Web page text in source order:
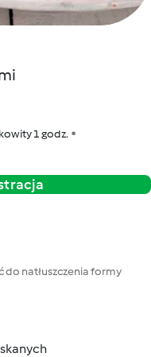
1 godz.
natłuszczenia formy